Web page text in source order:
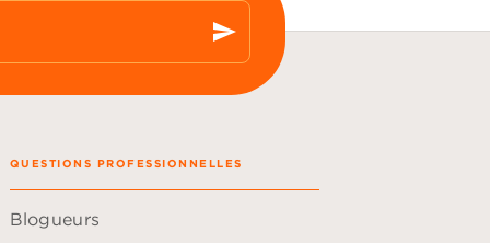
send
QUESTIONS PROFESSIONNELLES
Blogueurs